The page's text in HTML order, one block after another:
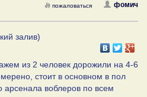
фомич
пожаловаться
залив)
из 2 человек дорожили на 4-6
стоит в основном в пол
арсенала воблеров по всем